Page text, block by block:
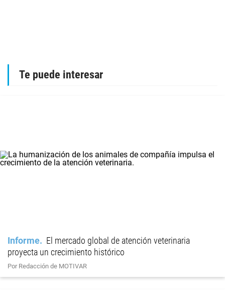
Te puede interesar
Informe
El mercado global de atención veterinaria
proyecta un crecimiento histórico
Por Redacción de MOTIVAR